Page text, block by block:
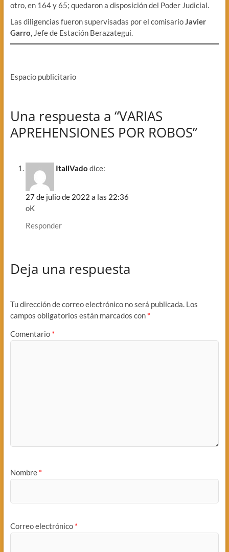
otro, en 164 y 65; quedaron a disposición del Poder Judicial.
Las diligencias fueron supervisadas por el comisarioJavier
Garro, Jefe de Estación Berazategui.
Espacio publicitario
Una respuesta a “VARIAS
APREHENSIONES POR ROBOS”
ItallVado dice:
27 de julio de 2022 a las 22:36
oK
Responder
Deja una respuesta
Tu dirección de correo electrónico no será publicada. Los
campos obligatorios están marcados con *
Comentario *
Nombre *
Correo electrónico *